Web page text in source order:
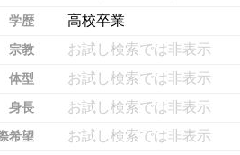
学歴 高校卒業
宗教 お試し検索では非表示
体型 お試し検索では非表示
身長 お試し検索では非表示
希望 お試し検索では非表示